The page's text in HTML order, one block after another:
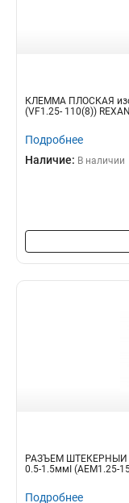
КЛЕММА ПЛОСКАЯ
(VF1.25- 110(8))
Подробнее
Наличие: В наличии
РАЗЪЁМ ШТЕКЕРНЫЙ
0.5-1.5ммІ (AEM1.25-
Подробнее